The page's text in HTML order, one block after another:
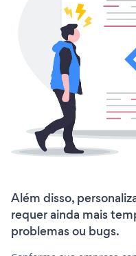
Além disso,
requer ainda mais
problemas ou bugs.